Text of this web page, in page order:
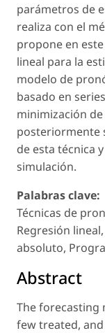
parámetros de
realiza con el
propone en
lineal para la
modelo de
basado en
minimización
posteriormente
de esta técnica
simulación.
Palabras clave:
Técnicas de
Regresión
absoluto,
Abstract
The forecasting
few treated,